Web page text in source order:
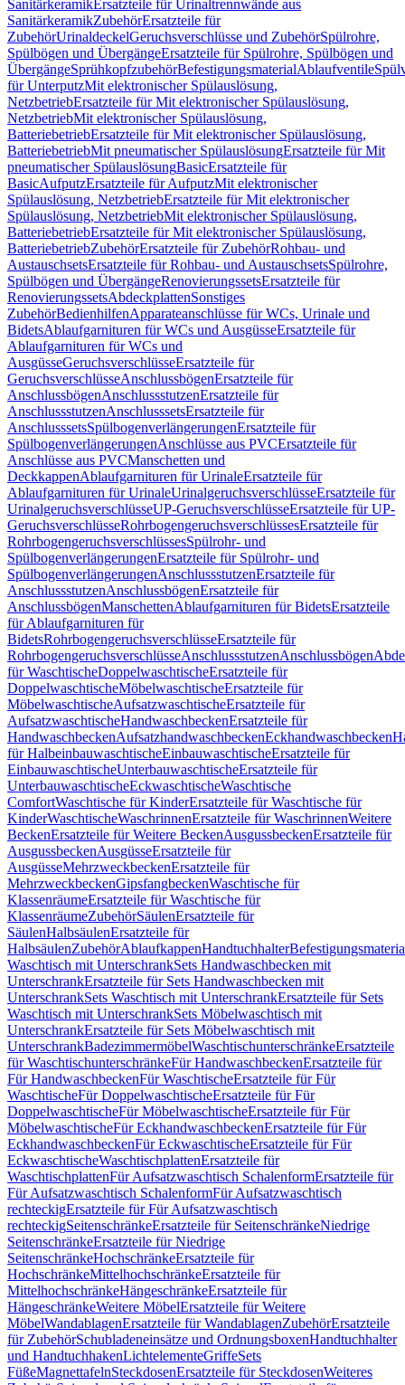
SanitärkeramikErsatzteile für Urinaltrennwände aus
SanitärkeramikZubehörErsatzteile für
ZubehörUrinaldeckelGeruchsverschlüsse und ZubehörSpülrohre,
Spülbögen und ÜbergängeErsatzteile für Spülrohre, Spülbögen und
ÜbergängeSprühkopfzubehörBefestigungsmaterialAblaufventile
für UnterputzMit elektronischer Spülauslösung,
NetzbetriebErsatzteile für Mit elektronischer Spülauslösung,
NetzbetriebMit elektronischer Spülauslösung,
BatteriebetriebErsatzteile für Mit elektronischer Spülauslösung,
BatteriebetriebMit pneumatischer SpülauslösungErsatzteile für Mit
pneumatischer SpülauslösungBasicErsatzteile für
BasicAufputzErsatzteile für AufputzMit elektronischer
Spülauslösung, NetzbetriebErsatzteile für Mit elektronischer
Spülauslösung, NetzbetriebMit elektronischer Spülauslösung,
BatteriebetriebErsatzteile für Mit elektronischer Spülauslösung,
BatteriebetriebZubehörErsatzteile für ZubehörRohbau- und
AustauschsetsErsatzteile für Rohbau- und AustauschsetsSpülrohre,
Spülbögen und ÜbergängeRenovierungssetsErsatzteile für
RenovierungssetsAbdeckplattenSonstiges
ZubehörBedienhilfenApparateanschlüsse für WCs, Urinale und
BidetsAblaufgarnituren für WCs und AusgüsseErsatzteile für
Ablaufgarnituren für WCs und
AusgüsseGeruchsverschlüsseErsatzteile für
GeruchsverschlüsseAnschlussbögenErsatzteile für
AnschlussbögenAnschlussstutzenErsatzteile für
AnschlussstutzenAnschlusssetsErsatzteile für
AnschlusssetsSpülbogenverlängerungenErsatzteile für
SpülbogenverlängerungenAnschlüsse aus PVCErsatzteile für
Anschlüsse aus PVCManschetten und
DeckkappenAblaufgarnituren für UrinaleErsatzteile für
Ablaufgarnituren für UrinaleUrinalgeruchsverschlüsseErsatzteile für
UrinalgeruchsverschlüsseUP-GeruchsverschlüsseErsatzteile für UP-
GeruchsverschlüsseRohrbogengeruchsverschlüssesErsatzteile für
RohrbogengeruchsverschlüssesSpülrohr- und
SpülbogenverlängerungenErsatzteile für Spülrohr- und
SpülbogenverlängerungenAnschlussstutzenErsatzteile für
AnschlussstutzenAnschlussbögenErsatzteile für
AnschlussbögenManschettenAblaufgarnituren für BidetsErsatzteile
für Ablaufgarnituren für
BidetsRohrbogengeruchsverschlüsseErsatzteile für
RohrbogengeruchsverschlüsseAnschlussstutzenAnschlussbögen
für WaschtischeDoppelwaschtischeErsatzteile für
DoppelwaschtischeMöbelwaschtischeErsatzteile für
MöbelwaschtischeAufsatzwaschtischeErsatzteile für
AufsatzwaschtischeHandwaschbeckenErsatzteile für
HandwaschbeckenAufsatzhandwaschbeckenEckhandwaschbecken
für HalbeinbauwaschtischeEinbauwaschtischeErsatzteile für
EinbauwaschtischeUnterbauwaschtischeErsatzteile für
UnterbauwaschtischeEckwaschtischeWaschtische
ComfortWaschtische für KinderErsatzteile für Waschtische für
KinderWaschtischeWaschrinnenErsatzteile für WaschrinnenWeitere
BeckenErsatzteile für Weitere BeckenAusgussbeckenErsatzteile für
AusgussbeckenAusgüsseErsatzteile für
AusgüsseMehrzweckbeckenErsatzteile für
MehrzweckbeckenGipsfangbeckenWaschtische für
KlassenräumeErsatzteile für Waschtische für
KlassenräumeZubehörSäulenErsatzteile für
SäulenHalbsäulenErsatzteile für
HalbsäulenZubehörAblaufkappenHandtuchhalter
Waschtisch mit UnterschrankSets Handwaschbecken mit
UnterschrankErsatzteile für Sets Handwaschbecken mit
UnterschrankSets Waschtisch mit UnterschrankErsatzteile für Sets
Waschtisch mit UnterschrankSets Möbelwaschtisch mit
UnterschrankErsatzteile für Sets Möbelwaschtisch mit
UnterschrankBadezimmermöbelWaschtischunterschränkeErsatzteile
für WaschtischunterschränkeFür HandwaschbeckenErsatzteile für
Für HandwaschbeckenFür WaschtischeErsatzteile für Für
WaschtischeFür DoppelwaschtischeErsatzteile für Für
DoppelwaschtischeFür MöbelwaschtischeErsatzteile für Für
MöbelwaschtischeFür EckhandwaschbeckenErsatzteile für Für
EckhandwaschbeckenFür EckwaschtischeErsatzteile für Für
EckwaschtischeWaschtischplattenErsatzteile für
WaschtischplattenFür Aufsatzwaschtisch SchalenformErsatzteile für
Für Aufsatzwaschtisch SchalenformFür Aufsatzwaschtisch
rechteckigErsatzteile für Für Aufsatzwaschtisch
rechteckigSeitenschränkeErsatzteile für SeitenschränkeNiedrige
SeitenschränkeErsatzteile für Niedrige
SeitenschränkeHochschränkeErsatzteile für
HochschränkeMittelhochschränkeErsatzteile für
MittelhochschränkeHängeschränkeErsatzteile für
HängeschränkeWeitere MöbelErsatzteile für Weitere
MöbelWandablagenErsatzteile für WandablagenZubehörErsatzteile
für ZubehörSchubladeneinsätze und OrdnungsboxenHandtuchhalter
und HandtuchhakenLichtelementeGriffeSets
FüßeMagnettafelnSteckdosenErsatzteile für SteckdosenWeiteres